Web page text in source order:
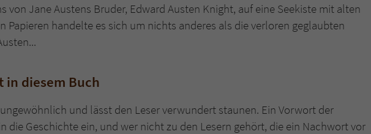
von Jane Austens Bruder, Edward Austen Knight, auf eine Seekiste mit alten
Papieren handelte es sich um nichts anderes als die verloren geglaubten
in diesem Buch
und lässt den Leser verwundert staunen. Ein Vorwort der
die Geschichte ein, und wer nicht zu den Lesern gehört, die ein Nachwort vor